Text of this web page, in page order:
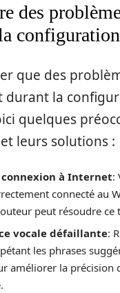
des
configuration
que des
durant la
quelques
leurs solutions :
connexion à Internet:
connecté au
peut résoudre ce
vocale défaillante:
les phrases
améliorer la précision